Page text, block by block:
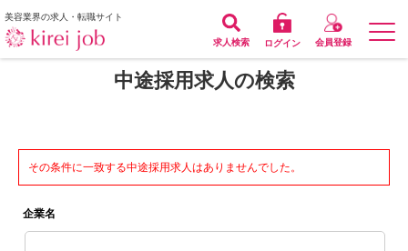
美容業界の求人・転職サイト
求人検索 ログイン 会員登録
中途採用求人の検索
その条件に一致する中途採用求人はありませんでした。
企業名